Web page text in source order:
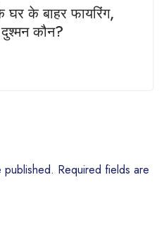
घर के बाहर फायरिंग,
कौन?
published. Required fields are